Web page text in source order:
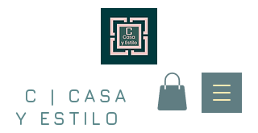
C | CASA
Y ESTILO